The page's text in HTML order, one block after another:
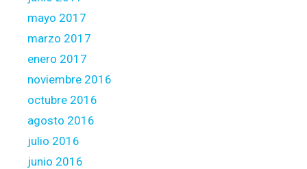
mayo 2017
marzo 2017
enero 2017
noviembre 2016
octubre 2016
agosto 2016
julio 2016
junio 2016